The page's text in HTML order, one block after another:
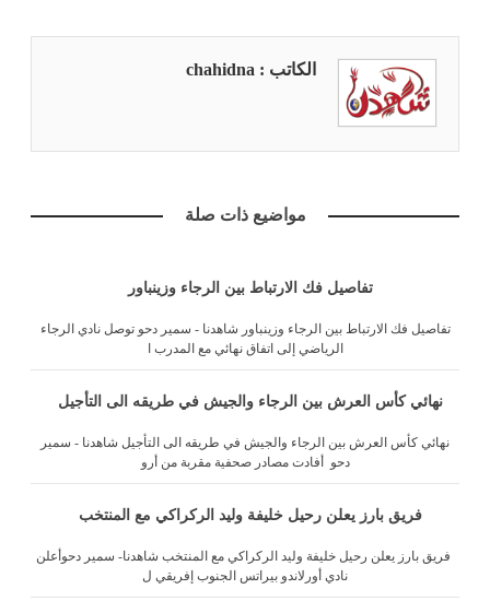
الكاتب : chahidna
مواضيع ذات صلة
تفاصيل فك الارتباط بين الرجاء وزينباور
تفاصيل فك الارتباط بين الرجاء وزينباور شاهدنا - سمير دحو توصل نادي الرجاء
الرياضي إلى اتفاق نهائي مع المدرب ا
نهائي كأس العرش بين الرجاء والجيش في طريقه الى التأجيل
نهائي كأس العرش بين الرجاء والجيش في طريقه الى التأجيل شاهدنا - سمير
دحو أفادت مصادر صحفية مقربة من أرو
فريق بارز يعلن رحيل خليفة وليد الركراكي مع المنتخب
فريق بارز يعلن رحيل خليفة وليد الركراكي مع المنتخب شاهدنا- سمير دحوأعلن
نادي أورلاندو بيراتس الجنوب إفريقي ل